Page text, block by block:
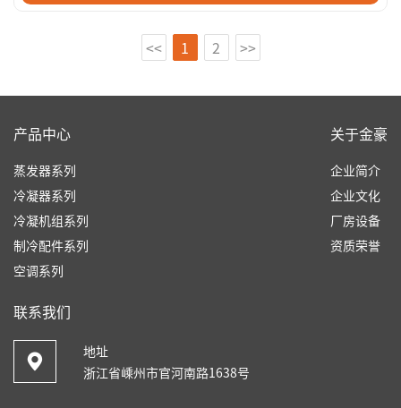
<< 1 2 >>
产品中心
蒸发器系列
冷凝器系列
冷凝机组系列
制冷配件系列
空调系列
关于金豪
企业简介
企业文化
厂房设备
资质荣誉
联系我们
地址
浙江省嵊州市官河南路1638号